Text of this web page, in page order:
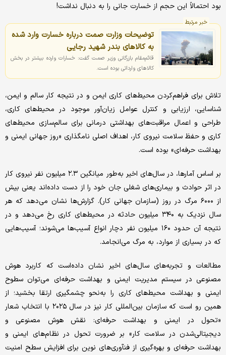
بود احتمالاً این حجم از خسارت جانی را به دنبال نداشت!
خبر مرتبط
توضیحات وزارت صمت درباره خسارت وارد شده
به کالاهای بندر شهید رجایی
قائم‌مقام بازرگانی وزیر صمت گفت: خسارات وارده بیشتر در بخش
کالاهای وارداتی بوده است.
تلاش برای فراهم‌کردن محیط‌های کاری ایمن و در نتیجه کار سالم و ایمن،
شناسایی، ارزیابی و کنترل عوامل زیان‌آور موجود در محیط‌های کاری،
طراحی و اعمال مراقبت‌های بهداشتی درمانی برای سالم‌سازی محیط‌های
کاری و حفظ سلامت نیروی کار، اهداف اصلی نامگذاری «روز جهانی ایمنی و
بهداشت حرفه‌ای» بوده است.
بر اساس آمارها، در سال‌های اخیر به‌طور میانگین ۲.۳ میلیون نفر نیروی کار
در اثر حوادث و بیماری‌های شغلی جان خود را از دست داده‌اند یعنی بیش
از ۶۰۰۰ مرگ در روز (سازمان جهانی کار). گزارش‌ها نشان می‌دهد که هر
سال نزدیک به ۳۴۰ میلیون حادثه در محیط‌های کاری رخ می‌دهد و در
نتیجه آن حدود ۱۶۰ میلیون نفر دچار انواع آسیب‌ها می‌شوند؛ آسیب‌هایی
که در بسیاری از موارد، به مرگ می‌انجامد.
مطالعات و تجربه‌های سال‌های اخیر نشان داده‌است که کاربرد هوش
مصنوعی در سیستم مدیریت ایمنی و بهداشت حرفه‌ای می‌توان سطوح
ایمنی و بهداشت محیط‌های کاری را به‌نحو چشمگیری ارتقا بخشید؛ از
همین رو است که سازمان بین‌المللی کار نیز در سال ۲۰۲۵ با انتخاب شعار
«تحول در ایمنی و بهداشت حرفه‌ای: نقش هوش مصنوعی و
دیجیتالی‌شدن در سلامت کار» بر ضرورت تحول در نظام‌های ایمنی و
بهداشت حرفه‌ای و بهره‌گیری از فنآوری‌های نوین برای افزایش سطح امنیت